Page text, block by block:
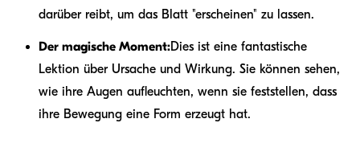
darüber reibt, um das Blatt "erscheinen" zu lassen.
Der magische Moment:Dies ist eine fantastische
Lektion über Ursache und Wirkung. Sie können sehen,
wie ihre Augen aufleuchten, wenn sie feststellen, dass
ihre Bewegung eine Form erzeugt hat.